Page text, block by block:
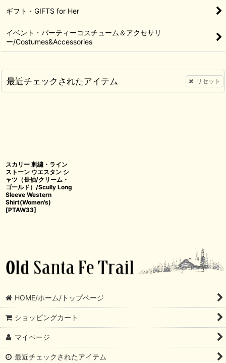
ギフト・GIFTS for Her
イベント・パーティーコスチューム＆アクセサリ
ー/Costumes&Accessories
最近チェックされたアイテム リセット
スカリー 刺繍・ライン
ストーン ウエスタン シ
ャツ（長袖/クリーム・
ゴールド）/Scully Long
Sleeve Western
Shirt(Women's)
[PTAW33]
HOME/ホーム/トップページ
ショッピングカート
マイページ
最近チェックされたアイテム